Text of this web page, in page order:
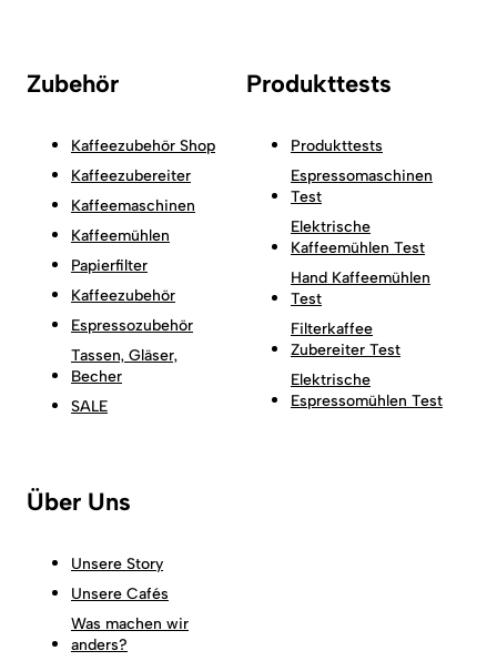
Zubehör
Kaffeezubehör Shop
Kaffeezubereiter
Kaffeemaschinen
Kaffeemühlen
Papierfilter
Kaffeezubehör
Espressozubehör
Tassen, Gläser,
Becher
SALE
Produkttests
Produkttests
Espressomaschinen
Test
Elektrische
Kaffeemühlen Test
Hand Kaffeemühlen
Test
Filterkaffee
Zubereiter Test
Elektrische
Espressomühlen Test
Über Uns
Unsere Story
Unsere Cafés
Was machen wir
anders?